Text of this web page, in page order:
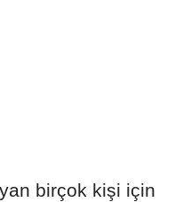
birçok kişi için